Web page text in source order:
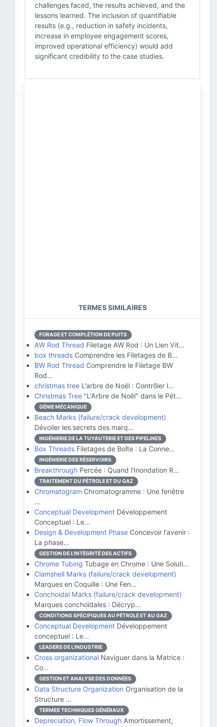
challenges faced, the results achieved, and the
lessons learned. The inclusion of quantifiable
results (e.g., reduction in safety incidents,
increase in employee engagement scores,
improved operational efficiency) would add
significant credibility to the case studies.
TERMES SIMILAIRES
FORAGE ET COMPLÉTION DE PUITS
AW Rod Thread Filetage AW Rod : Un Lien Vit…
box threads Comprendre les Filetages de B…
BW Rod Thread Comprendre le Filetage BW
Rod…
christmas tree L'arbre de Noël : Contrôler l…
Christmas Tree "L'Arbre de Noël" dans le Pét…
GÉNIE MÉCANIQUE
Beach Marks (failure/crack development)
Dévoiler les secrets des marq…
INGÉNIERIE DE LA TUYAUTERIE ET DES PIPELINES
Box Threads Filetages de Boîte : La Conne…
INGÉNIERIE DES RÉSERVOIRS
Breakthrough Percée : Quand l'Inondation R…
TRAITEMENT DU PÉTROLE ET DU GAZ
Chromatogram Chromatogramme : Une fenêtre
…
Conceptual Development Développement
Conceptuel : Le…
Design & Development Phase Concevoir l'avenir :
La phase…
GESTION DE L'INTÉGRITÉ DES ACTIFS
Chrome Tubing Tubage en Chrome : Une Soluti…
Clamshell Marks (failure/crack development)
Marques en Coquille : Une Fen…
Conchoidal Marks (failure/crack development)
Marques conchoïdales : Décryp…
CONDITIONS SPÉCIFIQUES AU PÉTROLE ET AU GAZ
Conceptual Development Développement
conceptuel : Le…
LEADERS DE L'INDUSTRIE
Cross organizational Naviguer dans la Matrice :
Co…
GESTION ET ANALYSE DES DONNÉES
Data Structure Organization Organisation de la
Structure …
TERMES TECHNIQUES GÉNÉRAUX
Depreciation, Flow Through Amortissement,